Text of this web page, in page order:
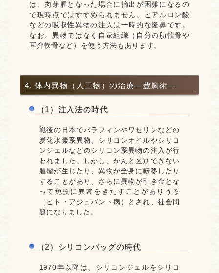
は、肉芽腫となった場合に摘出が困難になるの
で現時点ではすすめられません。ヒアルロン酸
などの吸収性異物の注入は一時的な隆鼻です。
なお、異物ではなく自家組織（自分の肋軟骨や
耳介軟骨など）を使う方法もあります。
4. 体内異物（人工物）の治療―豊胸術―
（1）注入法の時代
戦後の日本でパラフィンやワセリンなどの
炭化水素系異物、シリコンオイルやシリコ
ンジェルなどのシリコン系異物の注入が行
われました。しかし、がんと区別できない
腫瘤が生じたり、異物が全身に転移したり
することがあり、さらに異物が引き金とな
って免疫に異常をきたすことがありうる
（ヒト・アジュバント病）とされ、社会問
題になりました。
（2）シリコンバッグの時代
1970年以降は、シリコンジェルをシリコ